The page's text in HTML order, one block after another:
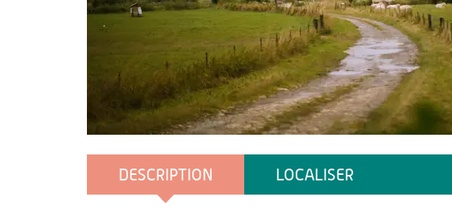
DESCRIPTION LOCALISER